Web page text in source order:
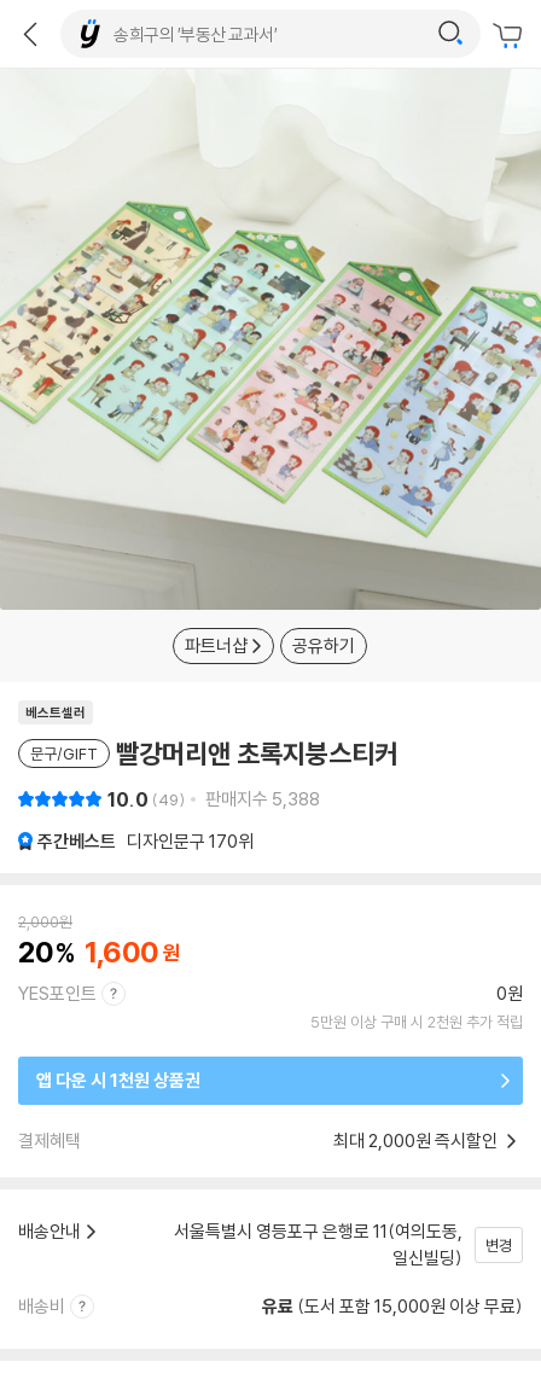
파트너샵 공유하기
베스트셀러
문구/GIFT 빨강머리앤 초록지붕스티커
10.0 49 판매지수 5,388
주간베스트 디자인문구 170위
2,000원
20 1,600
YES포인트 0원
5만원 이상 구매 시 2천원 추가 적립
앱 다운 시 1천원 상품권
결제혜택 최대 2,000원 즉시할인
배송안내
서울특별시 영등포구 은행로 11(여의도동,
일신빌딩)
변경
배송비 유료 (도서 포함 15,000원 이상 무료)